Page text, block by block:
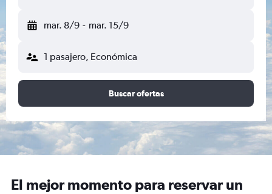
mar. 8/9 - mar. 15/9
1 pasajero, Económica
Buscar ofertas
El mejor momento para reservar un